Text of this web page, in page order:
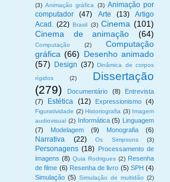
(3) Animação gráfica (3) Animação por
computador
(47) Arte (13)
Artigo
Acad. (22) Brasil (3) Cinema (101)
Cinema de animação
(64)
Computação (2)
Computação
gráfica (66) Desenho animado
(57)
Design (37) Dinâmica de corpos
rígidos
(2)
Dissertação
(279)
Documentário (8)
Entrevista
(7)
Estética (12) Expressionismo (4)
Figuratividade (2) Historiografia (3) Imagem
audiovisual (2) Informática (5) Linguagem
(7)
Modelagem (9) Monografia (6)
Narrativa (22) Os Simpsons (3)
Personagens (18) Processamento de
imagens (8) Quia Rodrigues (2) Resenha
de filme (6) Resenha de livro (5) SPH (4)
Simulação (5) Simulação de multidão (2)